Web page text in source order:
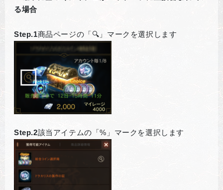
る場合
Step.1商品ページの「🔍」マークを選択します
Step.2該当アイテムの「%」マークを選択します